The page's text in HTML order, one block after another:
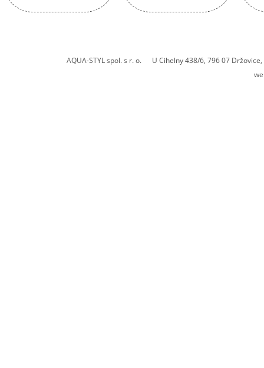
AQUA-STYL spol. s r. o. U Cihelny 438/6, 796 07